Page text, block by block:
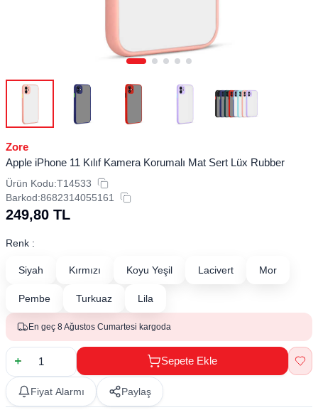
Zore
Apple iPhone 11 Kılıf Kamera Korumalı Mat Sert Lüx Rubber
Ürün Kodu:T14533
Barkod:8682314055161
249,80 TL
Renk :
Siyah Kırmızı Koyu Yeşil Lacivert Mor
Pembe Turkuaz Lila
En geç 8 Ağustos Cumartesi kargoda
Sepete Ekle
Fiyat Alarmı Paylaş